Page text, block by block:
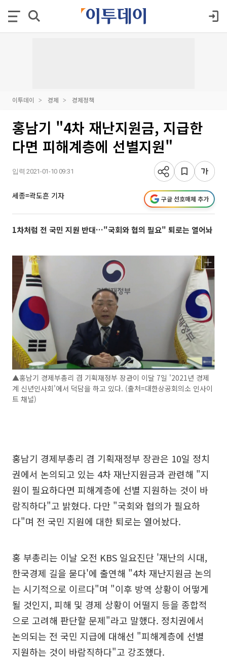
이투데이 경제 경제정책
홍남기 "4차 재난지원금, 지급한
다면 피해계층에 선별지원"
입력 2021-01-10 09:31
세종=곽도흔 기자 구글 선호매체 추가
1차처럼 전 국민 지원 반대…"국회와 협의 필요" 퇴로는 열어놔
▲홍남기 경제부총리 겸 기획재정부 장관이 이달 7일 '2021년 경제
계 신년인사회'에서 덕담을 하고 있다. (출처=대한상공회의소 인사이
트 채널)
홍남기 경제부총리 겸 기획재정부 장관은 10일 정치
권에서 논의되고 있는 4차 재난지원금과 관련해 "지
원이 필요하다면 피해계층에 선별 지원하는 것이 바
람직하다"고 밝혔다. 다만 "국회와 협의가 필요하
다"며 전 국민 지원에 대한 퇴로는 열어놨다.
홍 부총리는 이날 오전 KBS 일요진단 '재난의 시대,
한국경제 길을 묻다'에 출연해 "4차 재난지원금 논의
는 시기적으로 이르다"며 "이후 방역 상황이 어떻게
될 것인지, 피해 및 경제 상황이 어떨지 등을 종합적
으로 고려해 판단할 문제"라고 말했다. 정치권에서
논의되는 전 국민 지급에 대해선 "피해계층에 선별
지원하는 것이 바람직하다"고 강조했다.